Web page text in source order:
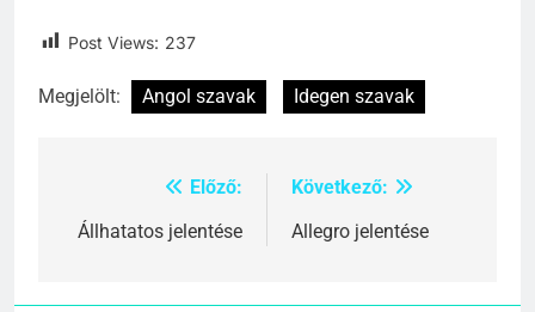
Post Views: 237
Megjelölt: Angol szavak Idegen szavak
Bejegyzés
navigáció
Előző:
Állhatatos jelentése
Következő:
Allegro jelentése